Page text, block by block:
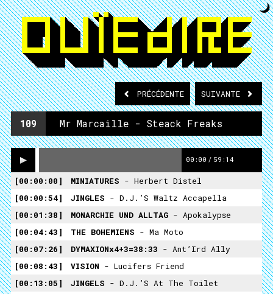
PRÉCÉDENTE SUIVANTE
109 Mr Marcaille - Steack Freaks
00:00 / 59:14
00:00:00 MINIATURES - Herbert Distel
00:00:54
JINGLES - D.J.’S Waltz Accapella
00:01:38
MONARCHIE UND ALLTAG - Apokalypse
00:04:43
THE BOHEMIENS - Ma Moto
00:07:26
DYMAXIONx4+3=38:33 - Ant’Ird Ally
00:08:43
VISION - Lucifers Friend
00:13:05
JINGELS - D.J.’s At The Toilet